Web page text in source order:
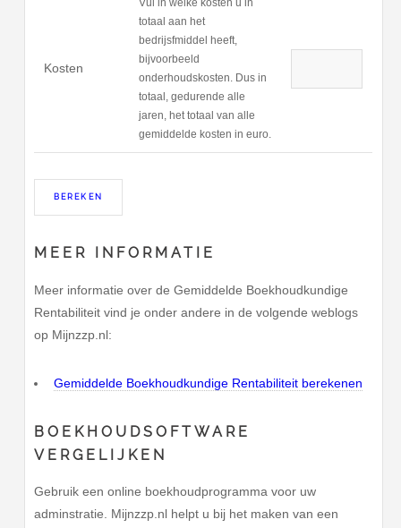
Kosten
Vul in welke kosten u in
totaal aan het
bedrijsfmiddel heeft,
bijvoorbeeld
onderhoudskosten. Dus in
totaal, gedurende alle
jaren, het totaal van alle
gemiddelde kosten in euro.
MEER INFORMATIE
Meer informatie over de Gemiddelde Boekhoudkundige
Rentabiliteit vind je onder andere in de volgende weblogs
op Mijnzzp.nl:
Gemiddelde Boekhoudkundige Rentabiliteit berekenen
BOEKHOUDSOFTWARE
VERGELIJKEN
Gebruik een online boekhoudprogramma voor uw
adminstratie. Mijnzzp.nl helpt u bij het maken van een